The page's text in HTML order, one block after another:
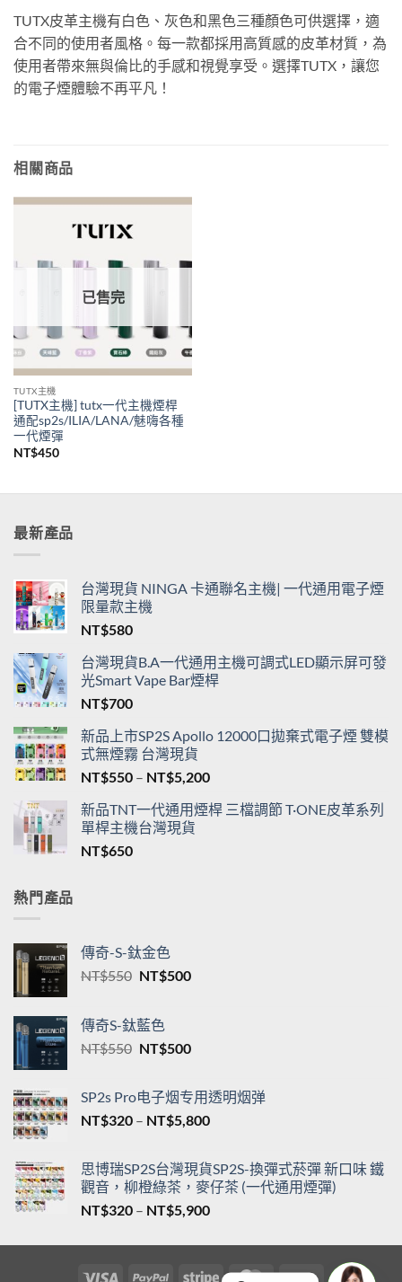
TUTX皮革主機有白色、灰色和黑色三種顏色可供選擇，適
合不同的使用者風格。每一款都採用高質感的皮革材質，為
使用者帶來無與倫比的手感和視覺享受。選擇TUTX，讓您
的電子煙體驗不再平凡！
相關商品
已售完
TUTX主機
[TUTX主機] tutx一代主機煙桿
通配sp2s/ILIA/LANA/魅嗨各種
一代煙彈
NT$450
最新產品
台灣現貨 NINGA 卡通聯名主機| 一代通用電子煙
限量款主機
NT$580
台灣現貨B.A一代通用主機可調式LED顯示屏可發
光Smart Vape Bar煙桿
NT$700
新品上市SP2S Apollo 12000口拋棄式電子煙 雙模
式無煙霧 台灣現貨
NT$550 – NT$5,200價
範
新品TNT一代通用煙桿 三檔調節 T·ONE皮革系列
單桿主機台灣現貨
NT$650
熱門產品
傳奇-S-鈦金色
NT$550 原
格：
NT$550。
NT$500目
NT$500。
傳奇S-鈦藍色
NT$550 原
格：
NT$550。
NT$500目
格：
NT$500。
SP2s Pro电子烟专用透明烟弹
NT$320 – NT$5,800價
圍：
NT$320
到
思博瑞SP2S台灣現貨SP2S-換彈式菸彈 新口味 鐵
觀音，柳橙綠茶，麥仔茶 (一代通用煙彈)
NT$320 – NT$5,900價
範
Visa PayPal Stripe MasterCardCash